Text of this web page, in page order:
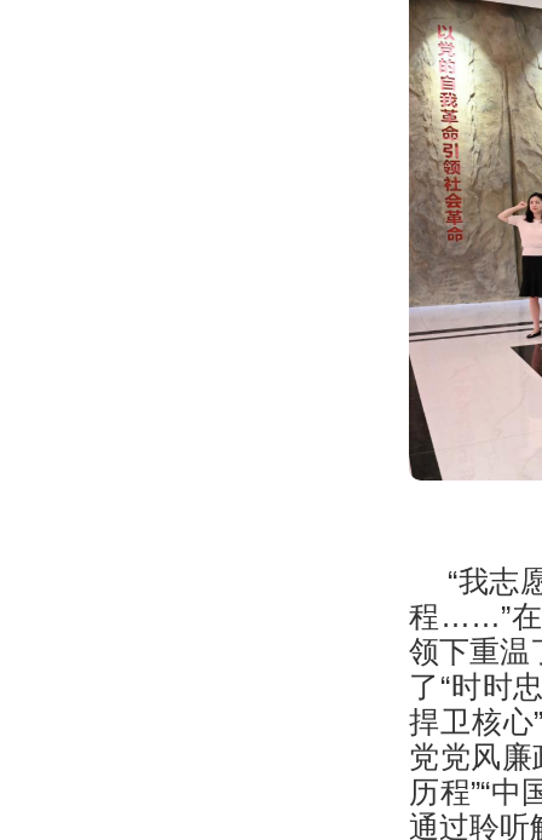
“我志
程……”在
领下重温
了“时时
捍卫核心
党党风廉
历程”“中
通过聆听